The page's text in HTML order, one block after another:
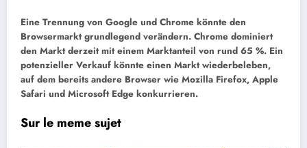
Eine Trennung von Google und Chrome könnte den
Browsermarkt grundlegend verändern. Chrome dominiert
den Markt derzeit mit einem Marktanteil von rund 65 %. Ein
potenzieller Verkauf könnte einen Markt wiederbeleben,
auf dem bereits andere Browser wie Mozilla Firefox, Apple
Safari und Microsoft Edge konkurrieren.
Sur le meme sujet